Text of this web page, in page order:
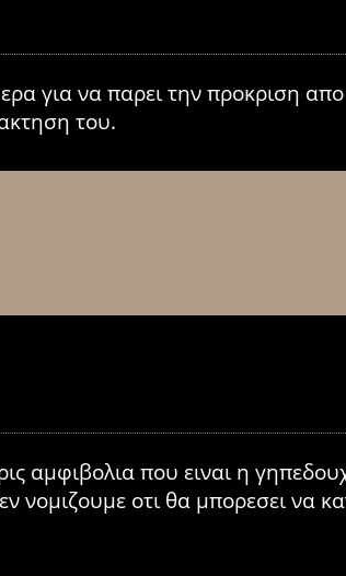
για να παρει την προκριση απο
του.
αμφιβολια που ειναι η
νομιζουμε οτι θα μπορεσει να